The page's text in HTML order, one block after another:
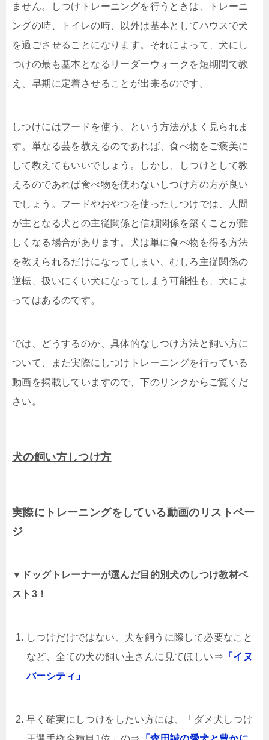
ません。しつけトレーニングを行うときは、トレーニ
ングの時、トイレの時、以外は基本としてハウスで犬
を過ごさせることになります。それによって、犬にし
つけの最も基本となるリーダーウォークを短期間で教
え、早期に定着させることが出来るのです。
しつけにはフードを使う、という方法がよく見られま
す。単なる芸を教えるのであれば、食べ物をご褒美に
して教えてもいいでしょう。しかし、しつけとして教
えるのであれば食べ物を使わないしつけ方の方が良い
でしょう。フードやおやつを使ったしつけでは、人間
が主となる犬との主従関係と信頼関係を築くことが難
しくなる場合があります。犬は単に食べ物を得る方法
を教えられるだけになってしまい、むしろ主従関係の
逆転、扱いにくい犬になってしまう可能性も、犬によ
ってはあるのです。
では、どうするのか、具体的なしつけ方法と飼い方に
ついて、また実際にしつけトレーニングを行っている
動画を掲載していますので、下のリンクからご覧くだ
さい。
犬の飼い方しつけ方
実際にトレーニングをしている動画のリストペー
ジ
▼ドッグトレーナーが選んだ目的別犬のしつけ教材ベ
スト3！
しつけだけではない、犬を飼うに際して必要なこと
など、全ての犬の飼い主さんに見てほしい⇒ 「イヌ
バーシティ」
早く確実にしつけをしたい方には、「ダメ犬しつけ